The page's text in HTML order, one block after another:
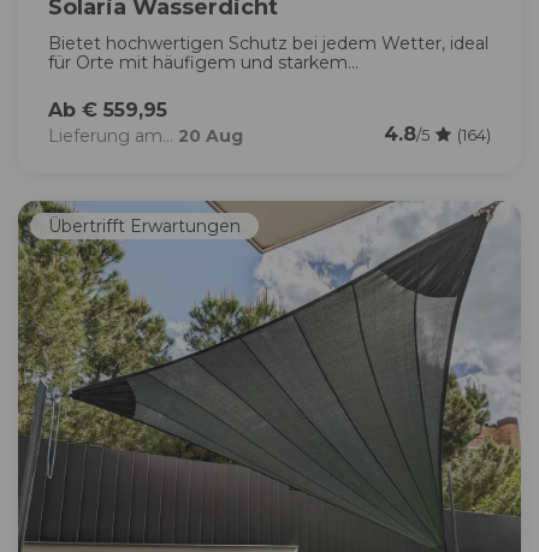
Solaria Wasserdicht
Bietet hochwertigen Schutz bei jedem Wetter, ideal
für Orte mit häufigem und starkem...
Ab € 559,95
Lieferung am... 20 Aug 4.8/5 (164)
Übertrifft Erwartungen